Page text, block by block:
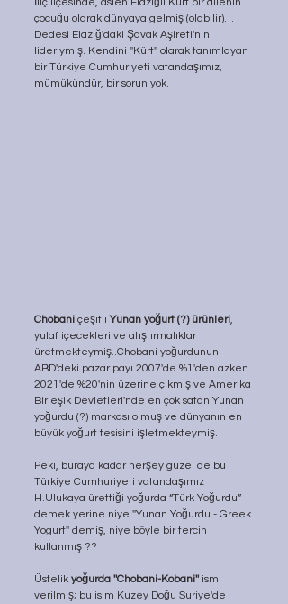
çocuğu olarak dünyaya gelmiş (olabilir)…
Dedesi Elazığ'daki Şavak Aşireti'nin
lideriymiş. Kendini ''Kürt'' olarak tanımlayan
bir Türkiye Cumhuriyeti vatandaşımız,
mümükündür, bir sorun yok.
Chobani çeşitli Yunan yoğurt (?) ürünleri,
yulaf içecekleri ve atıştırmalıklar
üretmekteymiş..Chobani yoğurdunun
ABD'deki pazar payı 2007'de %1'den azken
2021'de %20'nin üzerine çıkmış ve Amerika
Birleşik Devletleri'nde en çok satan Yunan
yoğurdu (?) markası olmuş ve dünyanın en
büyük yoğurt tesisini işletmekteymiş.
Peki, buraya kadar herşey güzel de bu
Türkiye Cumhuriyeti vatandaşımız
H.Ulukaya ürettiği yoğurda “Türk Yoğurdu”
demek yerine niye ''Yunan Yoğurdu - Greek
Yogurt'' demiş, niye böyle bir tercih
kullanmış ??
Üstelik yoğurda ''Chobani-Kobani'' ismi
verilmiş; bu isim Kuzey Doğu Suriye'de